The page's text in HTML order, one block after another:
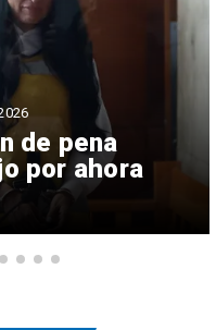
de pena
por ahora